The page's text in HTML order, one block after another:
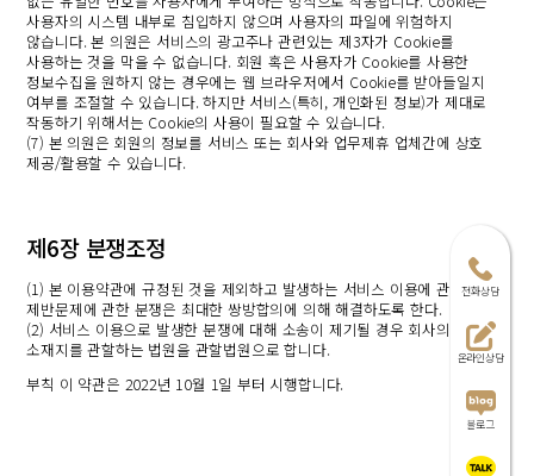
전화상담
온라인상담
블로그
사용자의 시스템 내부로 침입하지 않으며 사용자의 파일에 위험하지
않습니다. 본 의원은 서비스의 광고주나 관련있는 제3자가 Cookie를
사용하는 것을 막을 수 없습니다. 회원 혹은 사용자가 Cookie를 사용한
정보수집을 원하지 않는 경우에는 웹 브라우저에서 Cookie를 받아들일지
여부를 조절할 수 있습니다. 하지만 서비스(특히, 개인화된 정보)가 제대로
작동하기 위해서는 Cookie의 사용이 필요할 수 있습니다.
(7) 본 의원은 회원의 정보를 서비스 또는 회사와 업무제휴 업체간에 상호
제공/활용할 수 있습니다.
제6장 분쟁조정
(1) 본 이용약관에 규정된 것을 제외하고 발생하는 서비스 이용에 관한
제반문제에 관한 분쟁은 최대한 쌍방합의에 의해 해결하도록 한다.
(2) 서비스 이용으로 발생한 분쟁에 대해 소송이 제기될 경우 회사의
소재지를 관할하는 법원을 관할법원으로 합니다.
부칙 이 약관은 2022년 10월 1일 부터 시행합니다.